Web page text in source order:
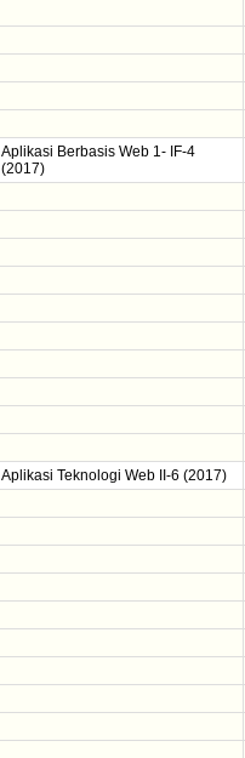
Aplikasi Berbasis Web 1- IF-4
(2017)
Aplikasi Teknologi Web II-6 (2017)